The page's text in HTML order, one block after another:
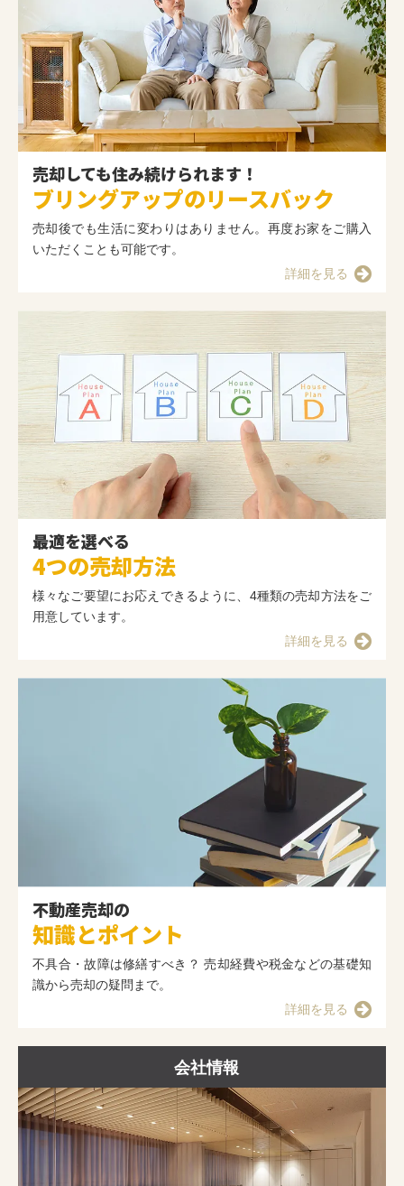
売却しても住み続けられます！
ブリングアップのリースバック
売却後でも生活に変わりはありません。再度お家をご購入
いただくことも可能です。
詳細を見る
最適を選べる
4つの売却方法
様々なご要望にお応えできるように、4種類の売却方法をご
用意しています。
詳細を見る
不動産売却の
知識とポイント
不具合・故障は修繕すべき？ 売却経費や税金などの基礎知
識から売却の疑問まで。
詳細を見る
会社情報